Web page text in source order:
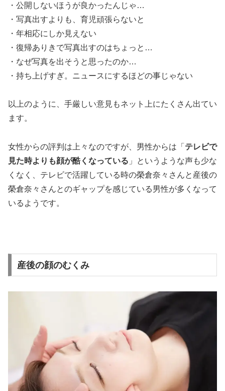
・公開しないほうが良かったんじゃ…
・写真出すよりも、育児頑張らないと
・年相応にしか見えない
・復帰ありきで写真出すのはちょっと…
・なぜ写真を出そうと思ったのか…
・持ち上げすぎ。ニュースにするほどの事じゃない
以上のように、手厳しい意見もネット上にたくさん出てい
ます。
女性からの評判は上々なのですが、男性からは「 テレビで
見た時よりも顔が酷くなっている 」というような声も少な
くなく、テレビで活躍している時の榮倉奈々さんと産後の
榮倉奈々さんとのギャップを感じている男性が多くなって
いるようです。
産後の顔のむくみ